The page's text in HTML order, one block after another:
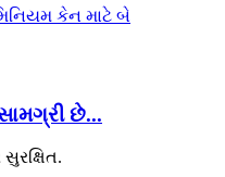
છે...
સુરક્ષિત.